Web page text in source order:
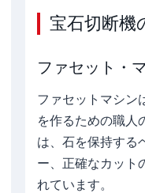
宝石切断機
ファセット・
ファセットマシン
を作るための職人
は、石を保持する
ー、正確なカット
れています。